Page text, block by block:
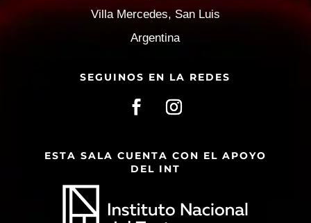
Villa Mercedes, San Luis
Argentina
SEGUINOS EN LA REDES
ESTA SALA CUENTA CON EL APOYO
DEL INT